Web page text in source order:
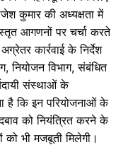
कुमार की अध्यक्षता में
आगणनों पर चर्चा करते
कार्रवाई के निर्देश
नियोजन विभाग, संबंधित
संस्थाओं के
है कि इन परियोजनाओं के
को नियंत्रित करने के
को भी मजबूती मिलेगी।